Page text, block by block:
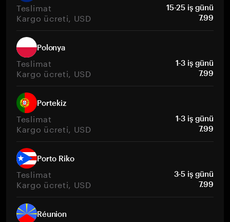
Teslimat 15-25 iş günü
Kargo ücreti, USD 7.99
Polonya
Teslimat 1-3 iş günü
Kargo ücreti, USD 7.99
Portekiz
Teslimat 1-3 iş günü
Kargo ücreti, USD 7.99
Porto Riko
Teslimat 3-5 iş günü
Kargo ücreti, USD 7.99
Réunion